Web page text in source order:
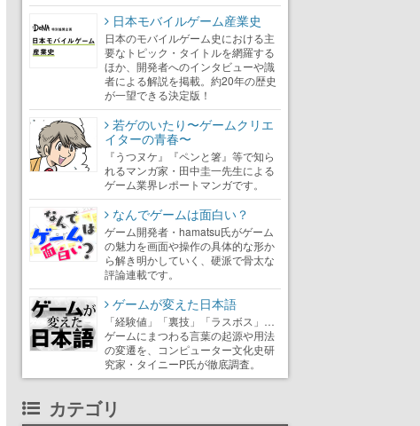
日本モバイルゲーム産業史
日本のモバイルゲーム史における主
要なトピック・タイトルを網羅する
ほか、開発者へのインタビューや識
者による解説を掲載。約20年の歴史
が一望できる決定版！
若ゲのいたり〜ゲームクリエ
イターの青春〜
『うつヌケ』『ペンと箸』等で知ら
れるマンガ家・田中圭一先生による
ゲーム業界レポートマンガです。
なんでゲームは面白い？
ゲーム開発者・hamatsu氏がゲーム
の魅力を画面や操作の具体的な形か
ら解き明かしていく、硬派で骨太な
評論連載です。
ゲームが変えた日本語
「経験値」「裏技」「ラスボス」…
ゲームにまつわる言葉の起源や用法
の変遷を、コンピューター文化史研
究家・タイニーP氏が徹底調査。
カテゴリ